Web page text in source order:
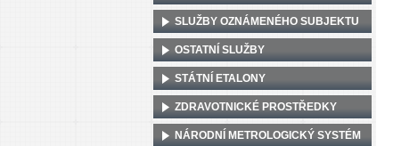
SLUŽBY OZNÁMENÉHO SUBJEKTU
OSTATNÍ SLUŽBY
STÁTNÍ ETALONY
ZDRAVOTNICKÉ PROSTŘEDKY
NÁRODNÍ METROLOGICKÝ SYSTÉM